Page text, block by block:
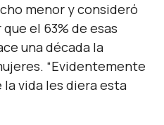
menor y consideró
el 63% de esas
una década la
“Evidentemente
vida les diera esta